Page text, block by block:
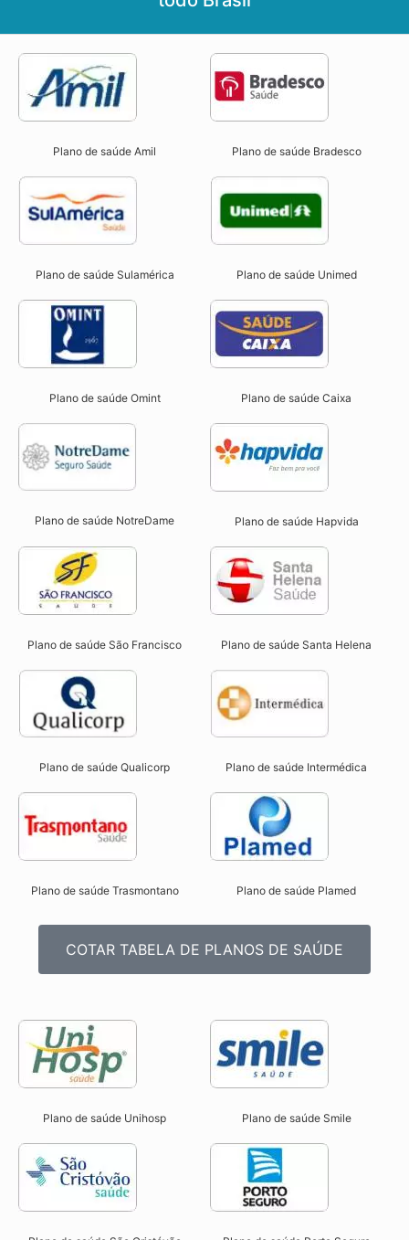
Plano de saúde Amil Plano de saúde Bradesco
Plano de saúde Sulamérica Plano de saúde Unimed
Plano de saúde Omint Plano de saúde Caixa
Plano de saúde NotreDame Plano de saúde Hapvida
Plano de saúde São Francisco Plano de saúde Santa Helena
Plano de saúde Qualicorp Plano de saúde Intermédica
Plano de saúde Trasmontano Plano de saúde Plamed
COTAR TABELA DE PLANOS DE SAÚDE
Plano de saúde Unihosp Plano de saúde Smile